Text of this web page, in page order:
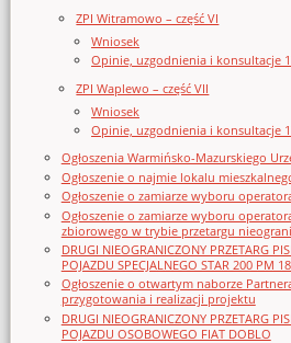
ZPI Witramowo – część VI
Wniosek
Opinie, uzgodnienia i konsultacje
ZPI Waplewo – część VII
Wniosek
Opinie, uzgodnienia i konsultacje
Ogłoszenia Warmińsko-Mazurskiego
Ogłoszenie o najmie lokalu
Ogłoszenie o zamiarze wyboru
Ogłoszenie o zamiarze wyboru
zbiorowego w trybie przetargu
DRUGI NIEOGRANICZONY PRZETARG
POJAZDU SPECJALNEGO STAR 200 PM
Ogłoszenie o otwartym naborze
przygotowania i realizacji projektu
DRUGI NIEOGRANICZONY PRZETARG
POJAZDU OSOBOWEGO FIAT DOBLO